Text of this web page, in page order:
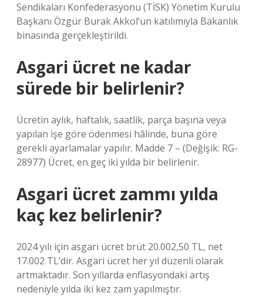
Sendikaları Konfederasyonu (TİSK) Yönetim Kurulu
Başkanı Özgür Burak Akkol’un katılımıyla Bakanlık
binasında gerçekleştirildi.
Asgari ücret ne kadar
sürede bir belirlenir?
Ücretin aylık, haftalık, saatlik, parça başına veya
yapılan işe göre ödenmesi hâlinde, buna göre
gerekli ayarlamalar yapılır. Madde 7 – (Değişik: RG-
28977) Ücret, en geç iki yılda bir belirlenir.
Asgari ücret zammı yılda
kaç kez belirlenir?
2024 yılı için asgari ücret brüt 20.002,50 TL, net
17.002 TL’dir. Asgari ücret her yıl düzenli olarak
artmaktadır. Son yıllarda enflasyondaki artış
nedeniyle yılda iki kez zam yapılmıştır.